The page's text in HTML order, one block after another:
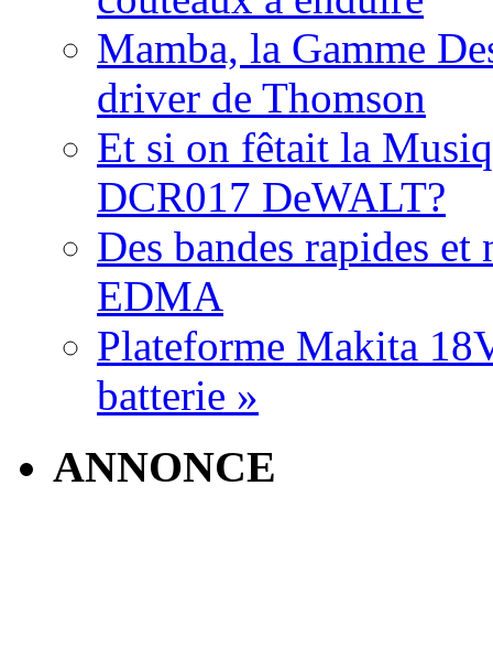
Mamba, la Gamme
driver de Thomson
Et si on fêtait la
DCR017 DeWALT?
Des bandes rapides et
EDMA
Plateforme Makita
batterie »
ANNONCE